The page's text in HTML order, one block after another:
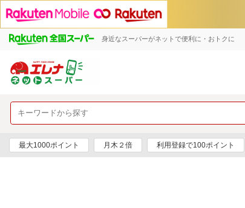
身近なスーパーがネットで便利に・おトクに
最大1000ポイント 月木２倍 利用登録で100ポイント